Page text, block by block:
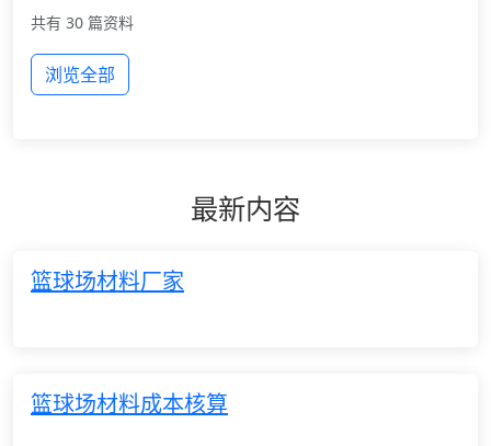
共有 30 篇资料
浏览全部
最新内容
篮球场材料厂家
篮球场材料成本核算